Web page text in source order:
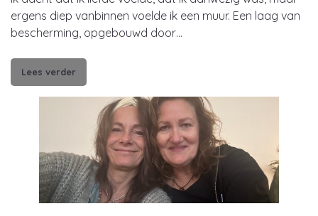
ergens diep vanbinnen voelde ik een muur. Een laag van
bescherming, opgebouwd door…
Lees verder